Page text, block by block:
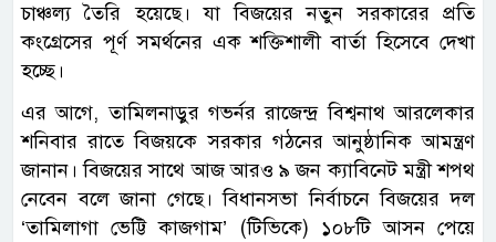
চাঞ্চল্য তৈরি হয়েছে। যা বিজয়ের নতুন সরকারের প্রতি
কংগ্রেসের পূর্ণ সমর্থনের এক শক্তিশালী বার্তা হিসেবে দেখা
হচ্ছে।
এর আগে, তামিলনাড়ুর গভর্নর রাজেন্দ্র বিশ্বনাথ আরলেকার
শনিবার রাতে বিজয়কে সরকার গঠনের আনুষ্ঠানিক আমন্ত্রণ
জানান। বিজয়ের সাথে আজ আরও ৯ জন ক্যাবিনেট মন্ত্রী শপথ
নেবেন বলে জানা গেছে। বিধানসভা নির্বাচনে বিজয়ের দল
‘তামিলাগা ভেট্টি কাজগাম’ (টিভিকে) ১০৮টি আসন পেয়ে